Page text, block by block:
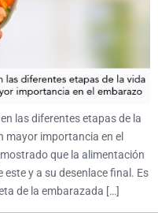
las diferentes etapas de la
mayor importancia en el
que la alimentación
y a su desenlace final. Es
de la embarazada […]